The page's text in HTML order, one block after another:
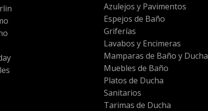
Azulejos y Pavimentos
Espejos de Baño
Griferías
Lavabos y Encimeras
Mamparas de Baño y Ducha
Muebles de Baño
Platos de Ducha
Sanitarios
Tarimas de Ducha